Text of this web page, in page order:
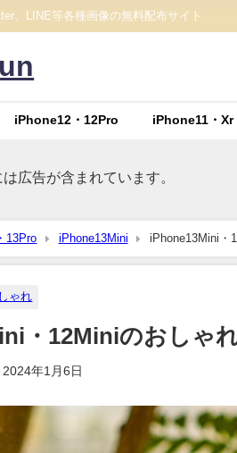
、LINE等各種画像の無料配布サイト
iPhone12・12Pro iPhone11・Xr
広告が含まれています。
13Pro iPhone13Mini iPhone13Mini・
ゃれ
・12Miniのおしゃ
2024年1月6日